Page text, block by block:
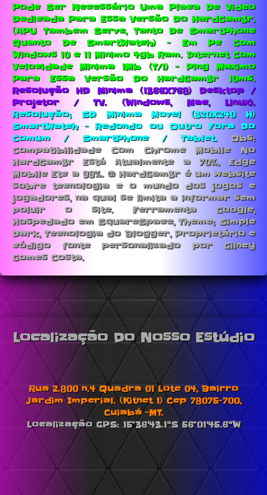
Pode Ser Necessário Uma Placa De Video
Dedicada Para Essa Versão Do HardGam3r.
(APU Tambem Serve, Tanto De SmartPhone
Quanto De SmartWatch) - Em Pc Com
Windows 10 e 11 Minimo 4gb Ram. Internet Com
Velocidade Minima 1Mb (T/1) - Ping Maximo
Para Essa Versão Do HardGam3r 10ms.
Resolução HD Minima (1366X768) Desktop /
Projetor / TV. (Windows, Mac, Linux).
Resolução; SD Minima Movel (320X240 H)
SmartWatch - Redondo ou Outro Fora Do
Comum / SmartPhone / Tablet.Obs:
Compatibilidade Com Chrome Mobile No
HardGam3r Está Atualmente a 70%, Edge
Mobile Etc a 99%. © HardGam3r é um website
sobre tecnologia e o mundo dos jogos e
jogadores, na qual se limita a informar sem
poluir o site. Ferramenta Google,
Hospedado em SquareSpace, Theme; Simple
Dark, Tecnologia do Blogger, Proprietário e
código fonte personalizado por Gilney
Gomes Costa.
Localização Do Nosso Estúdio
Rua 2.800 n.4 Quadra 01 Lote 04, Bairro
Jardim Imperial. (Kitnet 1) Cep 78075-700,
Cuiabá -MT.
Localização GPS: 15°36'43.1"S 56°01'45.6"W